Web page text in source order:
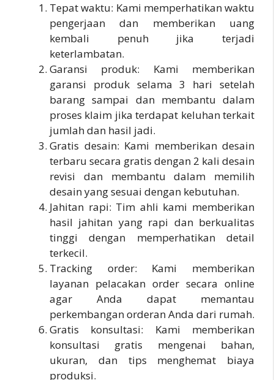
Tepat waktu: Kami memperhatikan waktu
pengerjaan dan memberikan uang
kembali penuh jika terjadi
keterlambatan.
Garansi produk: Kami memberikan
garansi produk selama 3 hari setelah
barang sampai dan membantu dalam
proses klaim jika terdapat keluhan terkait
jumlah dan hasil jadi.
Gratis desain: Kami memberikan desain
terbaru secara gratis dengan 2 kali desain
revisi dan membantu dalam memilih
desain yang sesuai dengan kebutuhan.
Jahitan rapi: Tim ahli kami memberikan
hasil jahitan yang rapi dan berkualitas
tinggi dengan memperhatikan detail
terkecil.
Tracking order: Kami memberikan
layanan pelacakan order secara online
agar Anda dapat memantau
perkembangan orderan Anda dari rumah.
Gratis konsultasi: Kami memberikan
konsultasi gratis mengenai bahan,
ukuran, dan tips menghemat biaya
produksi.